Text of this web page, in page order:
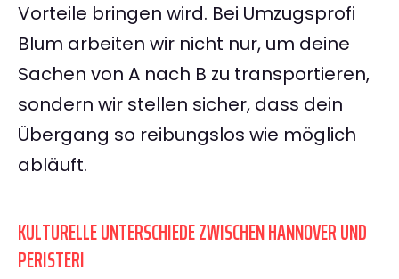
Vorteile bringen wird. Bei Umzugsprofi
Blum arbeiten wir nicht nur, um deine
Sachen von A nach B zu transportieren,
sondern wir stellen sicher, dass dein
Übergang so reibungslos wie möglich
abläuft.
KULTURELLE UNTERSCHIEDE ZWISCHEN HANNOVER UND
PERISTERI